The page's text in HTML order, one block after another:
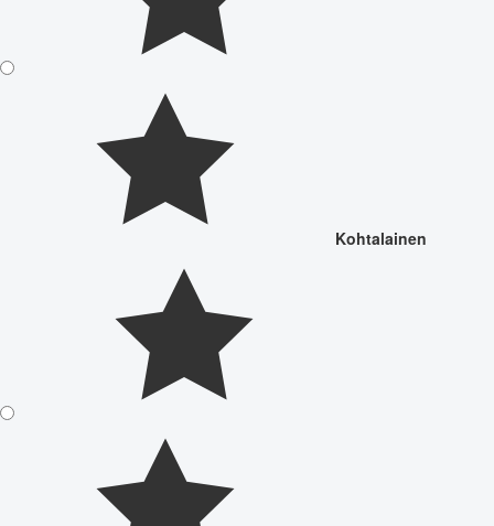
Kohtalainen